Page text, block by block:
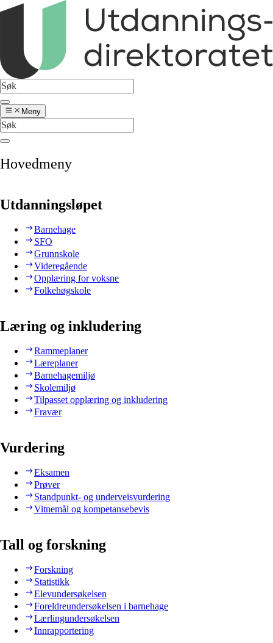
Meny
Hovedmeny
Utdanningsløpet
Barnehage
SFO
Grunnskole
Videregående
Opplæring for voksne
Folkehøgskole
Læring og inkludering
Rammeplaner
Læreplaner
Barnehagemiljø
Skolemiljø
Tilpasset opplæring og inkludering
Fravær
Vurdering
Eksamen
Prøver
Standpunkt- og underveisvurdering
Vitnemål og kompetansebevis
Tall og forskning
Forskning
Statistikk
Elevundersøkelsen
Foreldreundersøkelsen i barnehage
Lærlingundersøkelsen
Innrapportering